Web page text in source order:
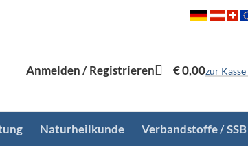
Anmelden / Registrieren €0,00zur Kasse
Naturheilkunde Verbandstoffe / SSB